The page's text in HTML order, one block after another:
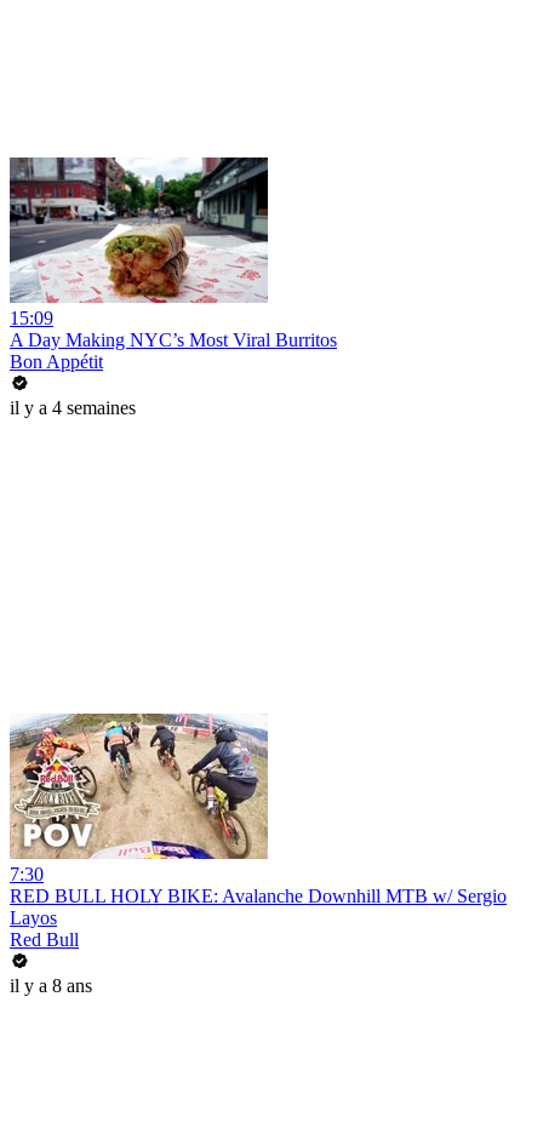
15:09
A Day Making NYC’s Most Viral Burritos
Bon Appétit
il y a 4 semaines
7:30
RED BULL HOLY BIKE: Avalanche Downhill MTB w/ Sergio
Layos
Red Bull
il y a 8 ans